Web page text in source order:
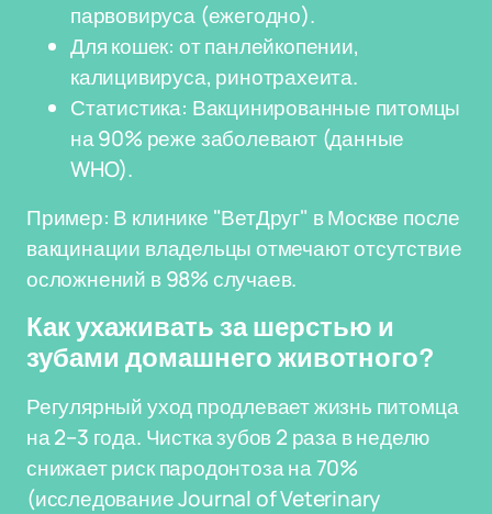
парвовируса (ежегодно).
Для кошек: от панлейкопении,
калицивируса, ринотрахеита.
Статистика: Вакцинированные питомцы
на 90% реже заболевают (данные
WHO).
Пример: В клинике "ВетДруг" в Москве после
вакцинации владельцы отмечают отсутствие
осложнений в 98% случаев.
Как ухаживать за шерстью и
зубами домашнего животного?
Регулярный уход продлевает жизнь питомца
на 2–3 года. Чистка зубов 2 раза в неделю
снижает риск пародонтоза на 70%
(исследование Journal of Veterinary